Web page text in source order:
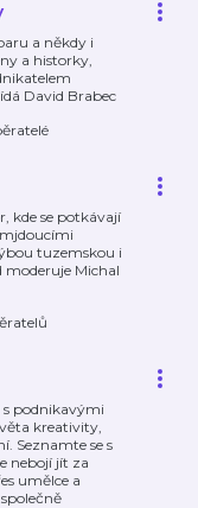
a někdy i
a historky,
David Brabec
kde se potkávají
tuzemskou i
moderuje Michal
s podnikavými
kreativity,
Seznamte se s
nebojí jít za
umělce a